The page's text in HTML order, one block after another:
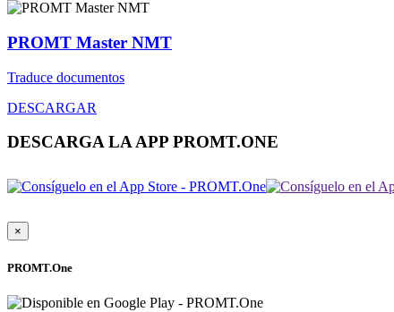
PROMT Master NMT
Traduce documentos
DESCARGAR
DESCARGA LA APP PROMT.ONE
×
PROMT.One